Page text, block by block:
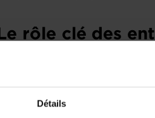
Détails
Le rôle clé des
L’implication des
pertinence et l’attractivité des